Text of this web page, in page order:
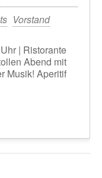
Vorstand
| Ristorante
Abend mit
Musik! Aperitif